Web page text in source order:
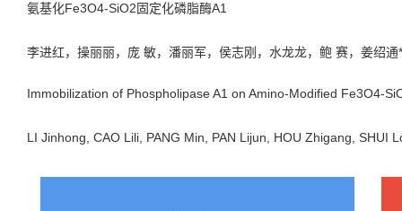
氨基化Fe3O4-SiO2固定化磷脂酶A1
李进红，操丽丽，庞 敏，潘丽军，侯志刚，水龙龙，鲍 赛，姜绍
Immobilization of Phospholipase A1 on Amino-Modified Fe3O4-
LI Jinhong, CAO Lili, PANG Min, PAN Lijun, HOU Zhigang,